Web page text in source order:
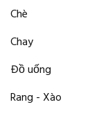
Chè
Chay
Đồ uống
Rang - Xào